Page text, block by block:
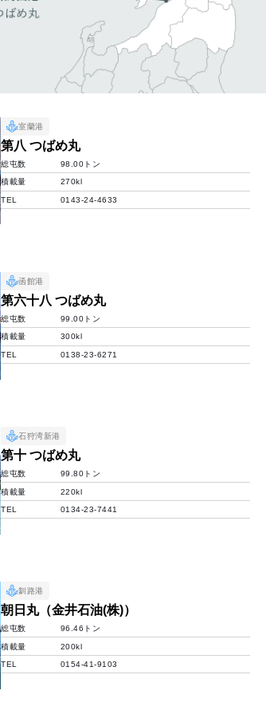
室蘭港
第八 つばめ丸
総屯数 98.00トン
積載量 270kl
TEL 0143-24-4633
函館港
第六十八 つばめ丸
総屯数 99.00トン
積載量 300kl
TEL 0138-23-6271
石狩湾新港
第十 つばめ丸
総屯数 99.80トン
積載量 220kl
TEL 0134-23-7441
釧路港
朝日丸（金井石油(株)）
総屯数 96.46トン
積載量 200kl
TEL 0154-41-9103